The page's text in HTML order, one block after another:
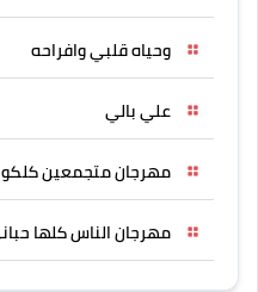
وحياه قلبي وافراحه
علي بالي
مهرجان متجمعين كلكو
مهرجان الناس كلها